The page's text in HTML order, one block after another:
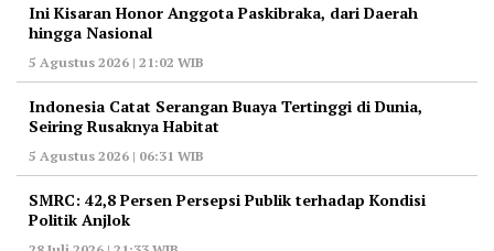
Ini Kisaran Honor Anggota Paskibraka, dari Daerah
hingga Nasional
5 Agustus 2026 | 21:02 WIB
Indonesia Catat Serangan Buaya Tertinggi di Dunia,
Seiring Rusaknya Habitat
5 Agustus 2026 | 06:31 WIB
‎SMRC: 42,8 Persen Persepsi Publik terhadap Kondisi
Politik Anjlok